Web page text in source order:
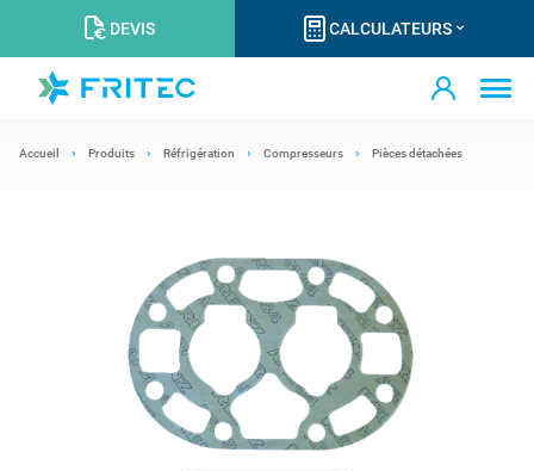
DEVIS CALCULATEURS
Accueil Produits Réfrigération Compresseurs Pièces détachées